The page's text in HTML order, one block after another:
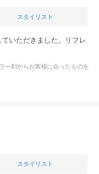
スタイリスト
いただきました。リフレ
ー剤からお客様に合ったものを
スタイリスト